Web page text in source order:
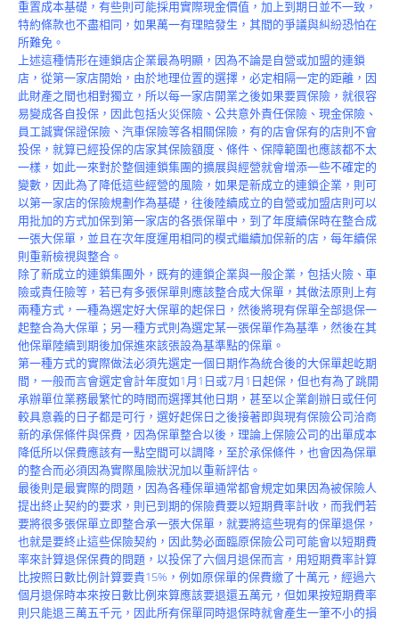
估算系統
商品簡介
Product
重置成本基礎，有些則可能採用實際現金價值，加上到期日並不一致，
特約條款也不盡相同，如果萬一有理賠發生，其間的爭議與糾紛恐怕在
所難免。
上述這種情形在連鎖店企業最為明顯，因為不論是自營或加盟的連鎖
店，從第一家店開始，由於地理位置的選擇，必定相隔一定的距離，因
此財產之間也相對獨立，所以每一家店開業之後如果要買保險，就很容
易變成各自投保，因此包括火災保險、公共意外責任保險、現金保險、
員工誠實保證保險、汽車保險等各相關保險，有的店會保有的店則不會
投保，就算已經投保的店家其保險額度、條件、保障範圍也應該都不太
一樣，如此一來對於整個連鎖集團的擴展與經營就會增添一些不確定的
變數，因此為了降低這些經營的風險，如果是新成立的連鎖企業，則可
以第一家店的保險規劃作為基礎，往後陸續成立的自營或加盟店則可以
用批加的方式加保到第一家店的各張保單中，到了年度續保時在整合成
一張大保單，並且在次年度運用相同的模式繼續加保新的店，每年續保
則重新檢視與整合。
除了新成立的連鎖集團外，既有的連鎖企業與一般企業，包括火險、車
險或責任險等，若已有多張保單則應該整合成大保單，其做法原則上有
兩種方式，一種為選定好大保單的起保日，然後將現有保單全部退保一
起整合為大保單；另一種方式則為選定某一張保單作為基準，然後在其
他保單陸續到期後加保進來該張設為基準點的保單。
第一種方式的實際做法必須先選定一個日期作為統合後的大保單起屹期
間，一般而言會選定會計年度如1月1日或7月1日起保，但也有為了跳開
承辦單位業務最繁忙的時間而選擇其他日期，甚至以企業創辦日或任何
較具意義的日子都是可行，選好起保日之後接著即與現有保險公司洽商
新的承保條件與保費，因為保單整合以後，理論上保險公司的出單成本
降低所以保費應該有一點空間可以調降，至於承保條件，也會因為保單
的整合而必須因為實際風險狀況加以重新評估。
最後則是最實際的問題，因為各種保單通常都會規定如果因為被保險人
提出終止契約的要求，則已到期的保險費要以短期費率計收，而我們若
要將很多張保單立即整合承一張大保單，就要將這些現有的保單退保，
也就是要終止這些保險契約，因此勢必面臨原保險公司可能會以短期費
率來計算退保保費的問題，以投保了六個月退保而言，用短期費率計算
比按照日數比例計算要貴15%，例如原保單的保費繳了十萬元，經過六
個月退保時本來按日數比例來算應該要退還五萬元，但如果按短期費率
則只能退三萬五千元，因此所有保單同時退保時就會產生一筆不小的損